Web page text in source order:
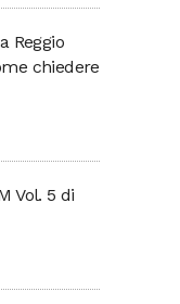
Reggio
chiedere
Vol. 5 di